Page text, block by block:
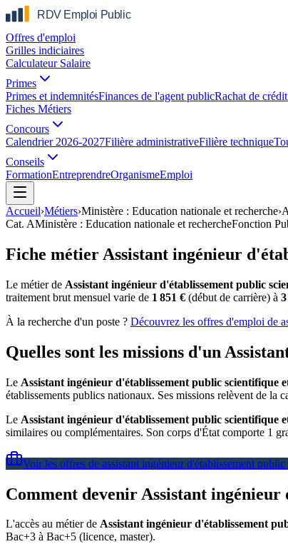
Offres d'emploi
Grilles indiciaires
Calculateur Salaire
Primes
Primes et indemnitésFinances de l'agent publicRachat de
Fiches Métiers
Concours
Calendrier 2026-2027Filière administrativeFilière technique
Conseils
FormationEntreprendreOrganismeEmploi
Accueil›Métiers›Ministère : Education nationale et recherche›
Cat. AMinistère : Education nationale et rechercheFonction
Fiche métier Assistant ingénieur
Le métier de Assistant ingénieur d'établissement public
traitement brut mensuel varie de 1 851 € (début de carrière) à
À la recherche d'un poste ? Découvrez les offres d'emploi de
Quelles sont les missions d'un
Le Assistant ingénieur d'établissement public scientifique
établissements publics nationaux. Ses missions relèvent de la
Le Assistant ingénieur d'établissement public scientifique
similaires ou complémentaires. Son corps d'État comporte 1
Voir les offres de assistant ingénieur d'établissement
Comment devenir Assistant
L'accès au métier de Assistant ingénieur d'établissement
Bac+3 à Bac+5 (licence, master).